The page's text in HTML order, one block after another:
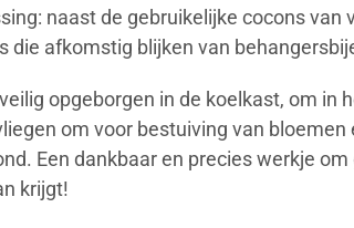
naast de gebruikelijke cocons
die afkomstig blijken van
opgeborgen in de koelkast, om in
om voor bestuiving van
Een dankbaar en precies werkje
krijgt!